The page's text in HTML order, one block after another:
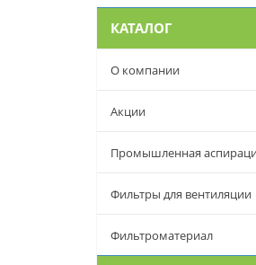
КАТАЛОГ
О компании
Акции
Промышленная
Фильтры для вентиляции
Фильтроматериал